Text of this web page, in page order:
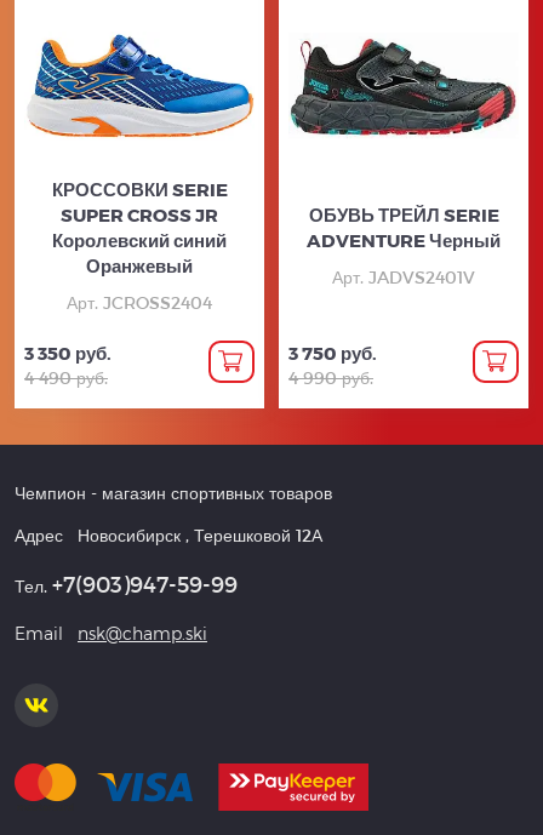
КРОССОВКИ SERIE
SUPER CROSS JR
Королевский синий
Оранжевый
Арт. JCROSS2404
3 350 руб.
4 490 руб.
ОБУВЬ ТРЕЙЛ SERIE
ADVENTURE Черный
Арт. JADVS2401V
3 750 руб.
4 990 руб.
Чемпион - магазин спортивных товаров
Адрес Новосибирск , Терешковой 12А
Тел. +7(903)947-59-99
Email nsk@champ.ski